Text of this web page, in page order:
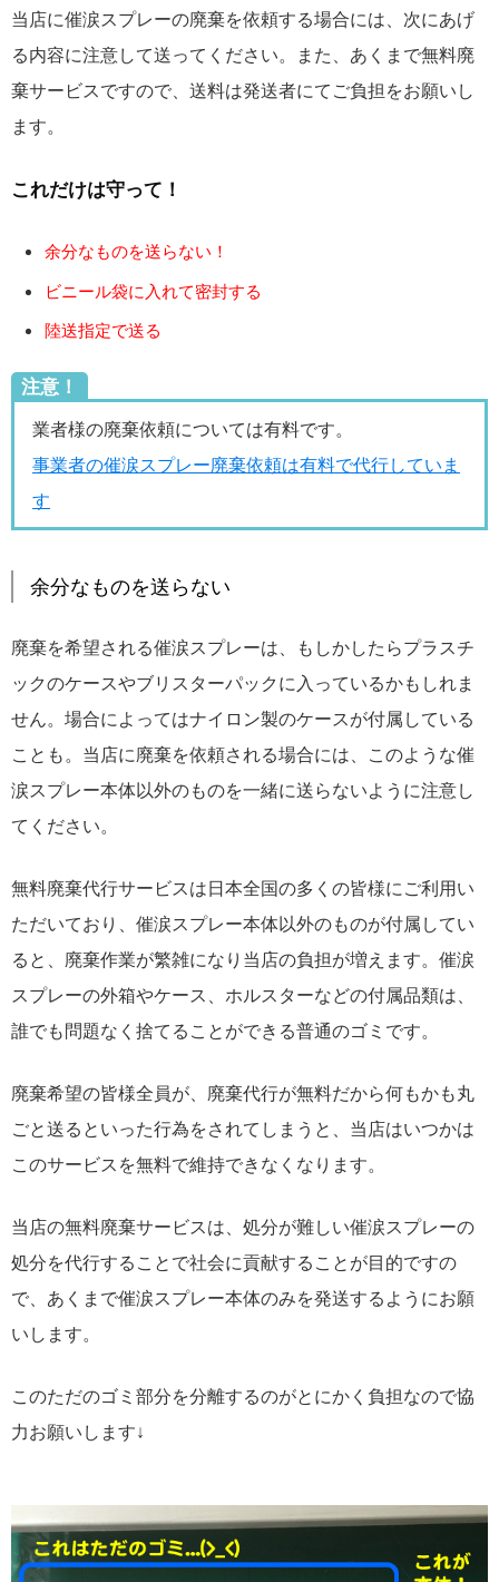
当店に催涙スプレーの廃棄を依頼する場合には、次にあげ
る内容に注意して送ってください。また、あくまで無料廃
棄サービスですので、送料は発送者にてご負担をお願いし
ます。
これだけは守って！
余分なものを送らない！
ビニール袋に入れて密封する
陸送指定で送る
注意！
業者様の廃棄依頼については有料です。
事業者の催涙スプレー廃棄依頼は有料で代行していま
す
余分なものを送らない
廃棄を希望される催涙スプレーは、もしかしたらプラスチ
ックのケースやブリスターパックに入っているかもしれま
せん。場合によってはナイロン製のケースが付属している
ことも。当店に廃棄を依頼される場合には、このような催
涙スプレー本体以外のものを一緒に送らないように注意し
てください。
無料廃棄代行サービスは日本全国の多くの皆様にご利用い
ただいており、催涙スプレー本体以外のものが付属してい
ると、廃棄作業が繁雑になり当店の負担が増えます。催涙
スプレーの外箱やケース、ホルスターなどの付属品類は、
誰でも問題なく捨てることができる普通のゴミです。
廃棄希望の皆様全員が、廃棄代行が無料だから何もかも丸
ごと送るといった行為をされてしまうと、当店はいつかは
このサービスを無料で維持できなくなります。
当店の無料廃棄サービスは、処分が難しい催涙スプレーの
処分を代行することで社会に貢献することが目的ですの
で、あくまで催涙スプレー本体のみを発送するようにお願
いします。
このただのゴミ部分を分離するのがとにかく負担なので協
力お願いします↓